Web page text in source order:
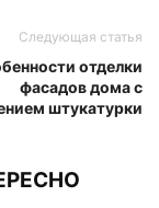
Следующая статья
отделки
фасадов дома с
штукатурки